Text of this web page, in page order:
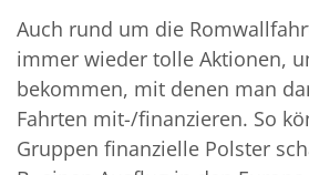
Auch rund um die
immer wieder tolle Aktionen,
bekommen, mit denen man
Fahrten mit-/finanzieren. So
Gruppen finanzielle Polster